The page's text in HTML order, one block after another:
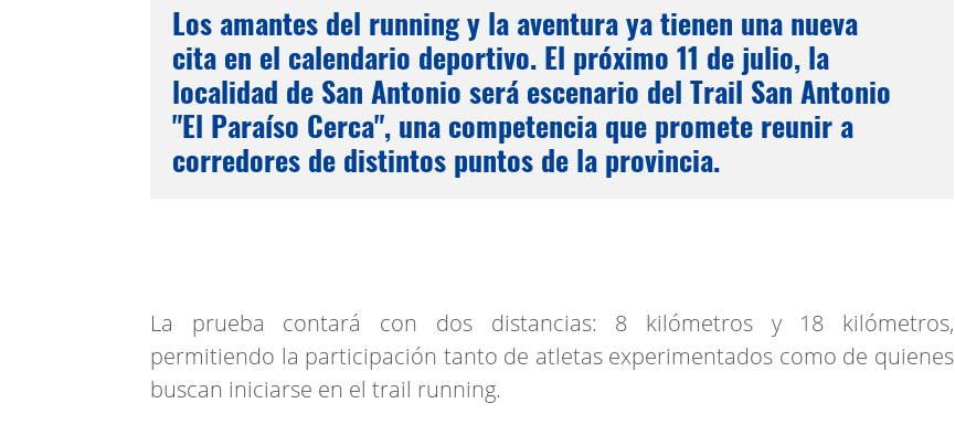
Los amantes del running y la aventura ya tienen una nueva
cita en el calendario deportivo. El próximo 11 de julio, la
localidad de San Antonio será escenario del Trail San Antonio
"El Paraíso Cerca", una competencia que promete reunir a
corredores de distintos puntos de la provincia.
La prueba contará con dos distancias: 8 kilómetros y 18 kilómetros,
permitiendo la participación tanto de atletas experimentados como de quienes
buscan iniciarse en el trail running.